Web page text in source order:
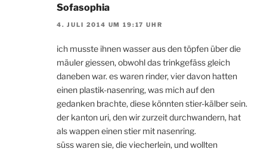
Sofasophia
4. JULI 2014 UM 19:17 UHR
ich musste ihnen wasser aus den töpfen über die
mäuler giessen, obwohl das trinkgefäss gleich
daneben war. es waren rinder, vier davon hatten
einen plastik-nasenring, was mich auf den
gedanken brachte, diese könnten stier-kälber sein.
der kanton uri, den wir zurzeit durchwandern, hat
als wappen einen stier mit nasenring.
süss waren sie, die viecherlein, und wollten